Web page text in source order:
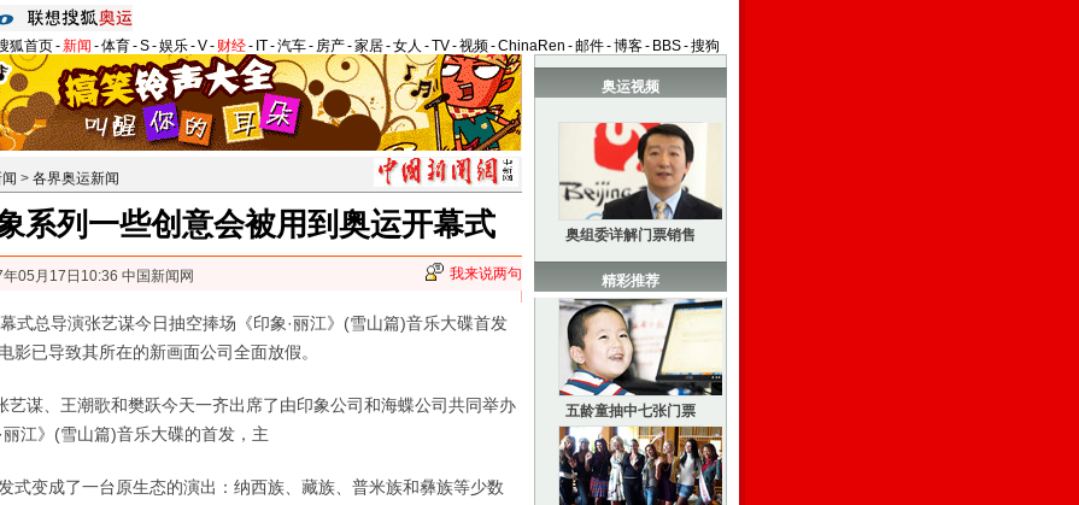
狐首页-新闻 -体育-S-娱乐-V- 财经- IT-汽车- 房产-家居-女人 -TV-视频-ChinaRen -邮件-博客- BBS-搜狗
> 各界奥运新闻
系列一些创意会被用到奥运开幕式
05月17日10:36 中国新闻网 我来说两句
总导演张艺谋今日抽空捧场《印象·丽江》(雪山篇)音乐大碟首发
影已导致其所在的新画面公司全面放假。
、王潮歌和樊跃今天一齐出席了由印象公司和海蝶公司共同举办
江》(雪山篇)音乐大碟的首发，主
变成了一台原生态的演出：纳西族、藏族、普米族和彝族等少数
奥运视频
奥组委详解门票销售
精彩推荐
五龄童抽中七张门票